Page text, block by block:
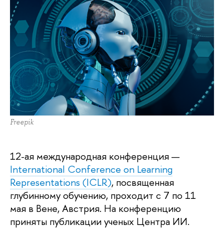
Freepik
12-ая международная конференция —
International Conference on Learning
Representations (ICLR), посвященная
глубинному обучению, проходит c 7 по 11
мая в Вене, Австрия. На конференцию
приняты публикации ученых Центра ИИ.